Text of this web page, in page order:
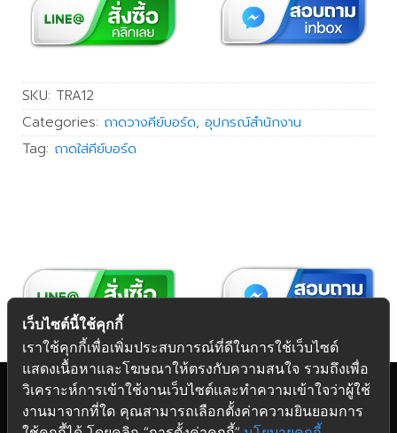
SKU: TRA12
Categories: ถาดวางคีย์บอร์ด, อุปกรณ์สำนักงาน
Tag: ถาดใส่คีย์บอร์ด
Copyright 2026 © Futuretech Intermarketing Co., Ltd.
เว็บไซต์นี้ใช้คุกกี้
เราใช้คุกกี้เพื่อเพิ่มประสบการณ์ที่ดีในการใช้เว็บไซต์
แสดงเนื้อหาและโฆษณาให้ตรงกับความสนใจ รวมถึงเพื่อ
วิเคราะห์การเข้าใช้งานเว็บไซต์และทำความเข้าใจว่าผู้ใช้
งานมาจากที่ใด คุณสามารถเลือกตั้งค่าความยินยอมการ